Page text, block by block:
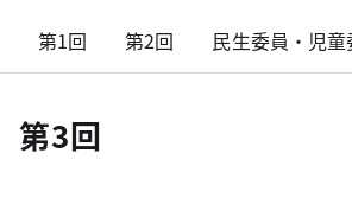
第1回 第2回 民生委員・児
第3回